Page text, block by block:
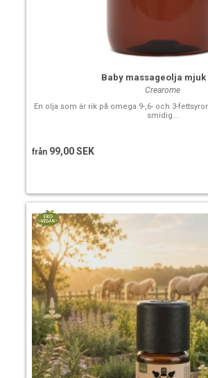
Baby massageolja mjuk
Crearome
En olja som är rik på omega 9-,6- och 3-
smidig...
från 99,00 SEK